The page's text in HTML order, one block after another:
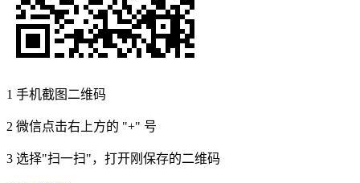
1 手机截图二维码
2 微信点击右上方的 "+" 号
3 选择"扫一扫"，打开刚保存的二维码